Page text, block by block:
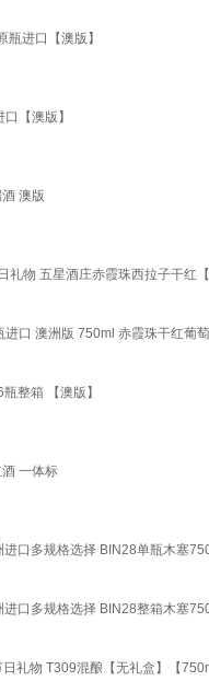
进口【澳版】
【澳版】
澳版
物 五星酒庄赤霞珠西拉子干红
口 澳洲版 750ml 赤霞珠干红葡
整箱 【澳版】
一体标
口多规格选择 BIN28单瓶木塞
口多规格选择 BIN28整箱木塞
礼物 T309混酿【无礼盒】【